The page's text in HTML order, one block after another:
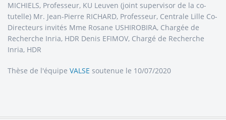
MICHIELS, Professeur, KU Leuven (joint supervisor de la co-
tutelle) Mr. Jean-Pierre RICHARD, Professeur, Centrale Lille Co-
Directeurs invités Mme Rosane USHIROBIRA, Chargée de
Recherche Inria, HDR Denis EFIMOV, Chargé de Recherche
Inria, HDR
Thèse de l'équipe VALSE soutenue le 10/07/2020